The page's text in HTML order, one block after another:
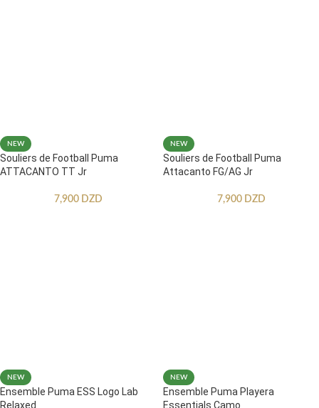
NEW
Souliers de Football Puma
ATTACANTO TT Jr
7,900 DZD
NEW
Souliers de Football Puma
Attacanto FG/AG Jr
7,900 DZD
NEW
Ensemble Puma ESS Logo Lab
Relaxed
NEW
Ensemble Puma Playera
Essentials Camo